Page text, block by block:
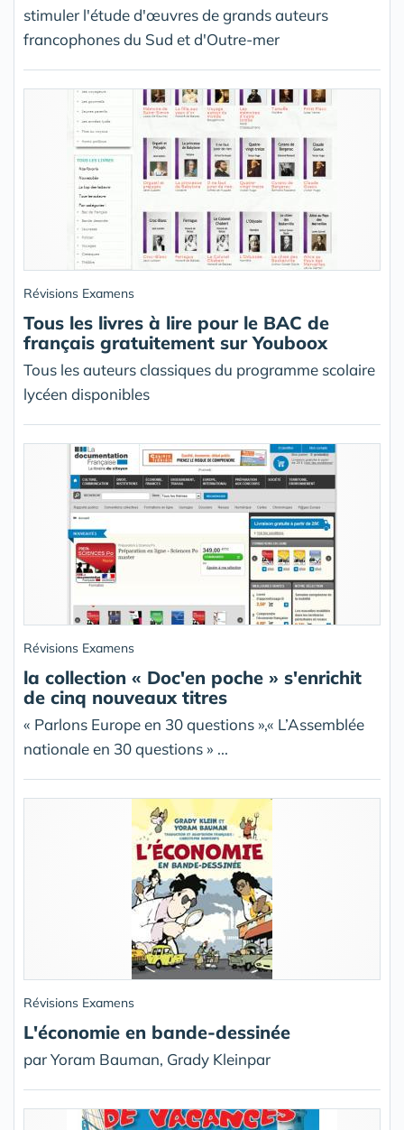
stimuler l'étude d'œuvres de grands auteurs
francophones du Sud et d'Outre-mer
Révisions Examens
Tous les livres à lire pour le BAC de
français gratuitement sur Youboox
Tous les auteurs classiques du programme scolaire
lycéen disponibles
Révisions Examens
la collection « Doc'en poche » s'enrichit
de cinq nouveaux titres
« Parlons Europe en 30 questions »,« L’Assemblée
nationale en 30 questions » ...
Révisions Examens
L'économie en bande-dessinée
par Yoram Bauman, Grady Kleinpar